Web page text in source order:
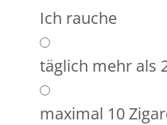
Ich rauche
täglich mehr als
maximal 10